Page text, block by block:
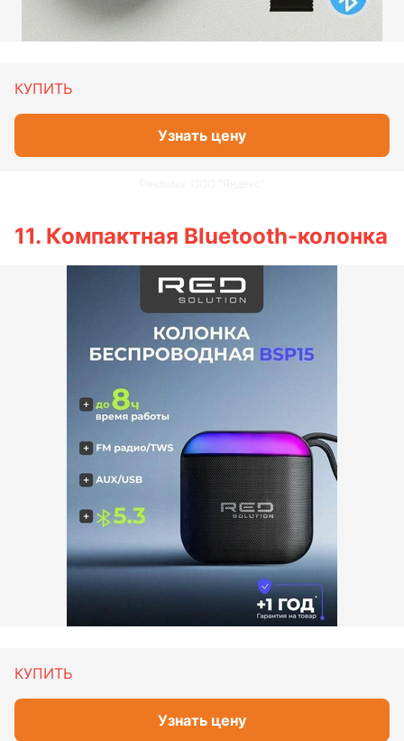
КУПИТЬ
Узнать цену
11. Компактная Bluetooth-колонка
КУПИТЬ
Узнать цену